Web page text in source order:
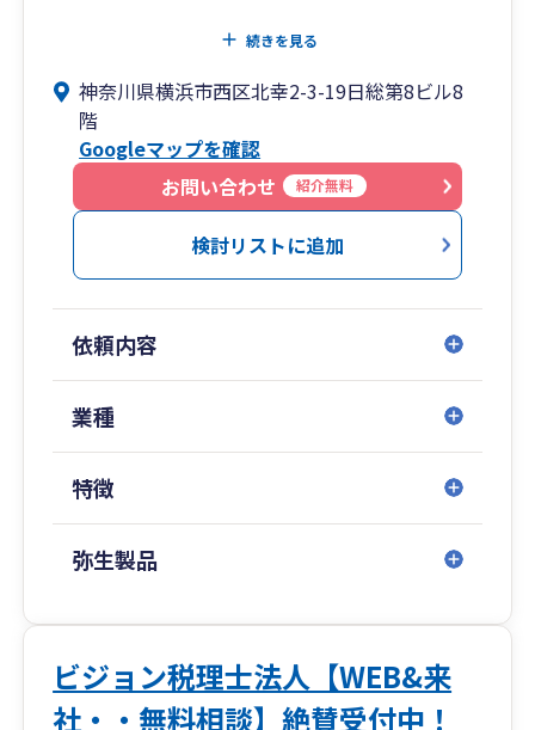
いくつかの選択肢があるならば、それぞれのメリ
客観的な視点から、お客様が正しい選択を行える
ように“そっと誘導する”ことが「本当の意味でお
客様のためになる事」だと信じています。
続きを見る
神奈川県横浜市西区北幸2-3-19日総第8ビル8
階
Googleマップを確認
お問い合わせ
紹介無料
検討リストに追加
依頼内容
業種
特徴
弥生製品
ビジョン税理士法人【WEB&来
社・・無料相談】絶賛受付中！